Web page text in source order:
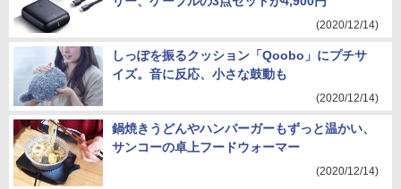
(2020/12/14)
しっぽを振るクッション「Qoobo」にプチサ
イズ。音に反応、小さな鼓動も
(2020/12/14)
鍋焼きうどんやハンバーガーもずっと温かい、
サンコーの卓上フードウォーマー
(2020/12/14)